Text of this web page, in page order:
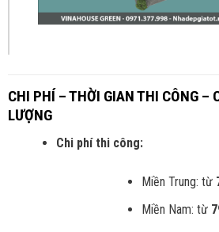
CHI PHÍ – THỜI GIAN THI CÔNG –
LƯỢNG
Chi phí thi công:
Miền Trung: từ
Miền Nam: từ